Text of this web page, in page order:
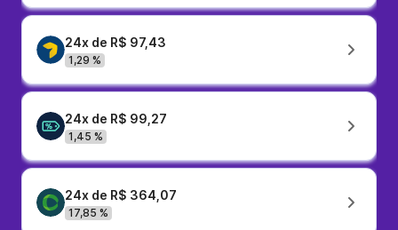
24x de R$ 97,43
1,29 %
24x de R$ 99,27
1,45 %
24x de R$ 364,07
17,85 %